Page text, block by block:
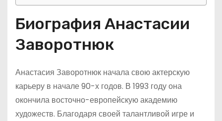
Биография Анастасии
Заворотнюк
Анастасия Заворотнюк начала свою актерскую
карьеру в начале 90-х годов. В 1993 году она
окончила восточно-европейскую академию
художеств. Благодаря своей талантливой игре и